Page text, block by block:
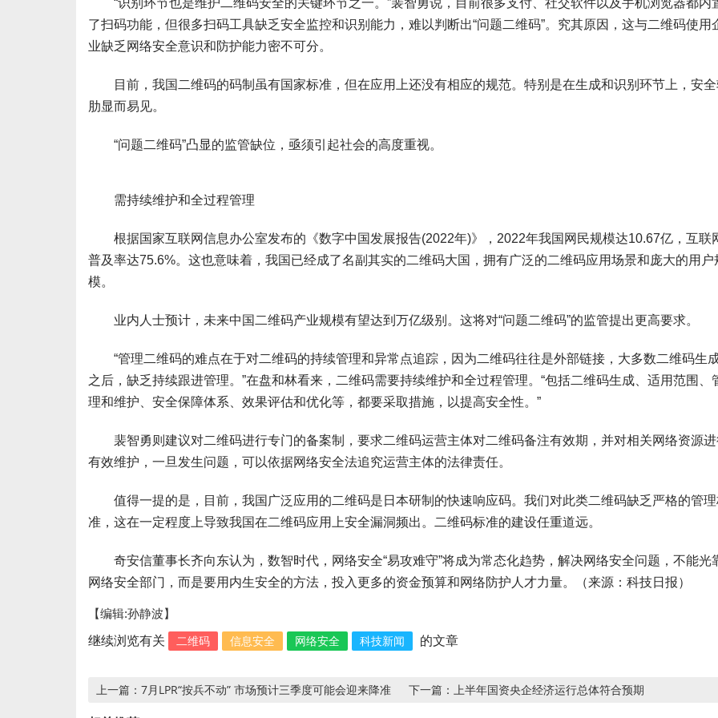
“识别环节也是维护二维码安全的关键环节之一。”裴智勇说，目前很多支付、社交软件以及手机浏览器都内
了扫码功能，但很多扫码工具缺乏安全监控和识别能力，难以判断出“问题二维码”。究其原因，这与二维码使用
业缺乏网络安全意识和防护能力密不可分。
目前，我国二维码的码制虽有国家标准，但在应用上还没有相应的规范。特别是在生成和识别环节上，安全
肋显而易见。
“问题二维码”凸显的监管缺位，亟须引起社会的高度重视。
需持续维护和全过程管理
根据国家互联网信息办公室发布的《数字中国发展报告(2022年)》，2022年我国网民规模达10.67亿，互联
普及率达75.6%。这也意味着，我国已经成了名副其实的二维码大国，拥有广泛的二维码应用场景和庞大的用户
模。
业内人士预计，未来中国二维码产业规模有望达到万亿级别。这将对“问题二维码”的监管提出更高要求。
“管理二维码的难点在于对二维码的持续管理和异常点追踪，因为二维码往往是外部链接，大多数二维码生
之后，缺乏持续跟进管理。”在盘和林看来，二维码需要持续维护和全过程管理。“包括二维码生成、适用范围、
理和维护、安全保障体系、效果评估和优化等，都要采取措施，以提高安全性。”
裴智勇则建议对二维码进行专门的备案制，要求二维码运营主体对二维码备注有效期，并对相关网络资源进
有效维护，一旦发生问题，可以依据网络安全法追究运营主体的法律责任。
值得一提的是，目前，我国广泛应用的二维码是日本研制的快速响应码。我们对此类二维码缺乏严格的管理
准，这在一定程度上导致我国在二维码应用上安全漏洞频出。二维码标准的建设任重道远。
奇安信董事长齐向东认为，数智时代，网络安全“易攻难守”将成为常态化趋势，解决网络安全问题，不能光
网络安全部门，而是要用内生安全的方法，投入更多的资金预算和网络防护人才力量。（来源：科技日报）
【编辑:孙静波】
继续浏览有关
二维码 信息安全 网络安全 科技新闻 的文章
上一篇： 7月LPR“按兵不动” 市场预计三季度可能会迎来降准 下一篇： 上半年国资央企经济运行总体符合预期